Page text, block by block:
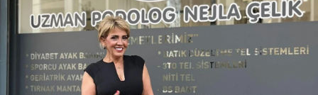
ÖZEL HABER